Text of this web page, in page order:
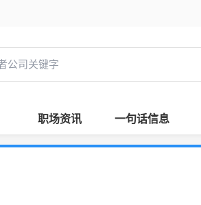
职场资讯 一句话信息